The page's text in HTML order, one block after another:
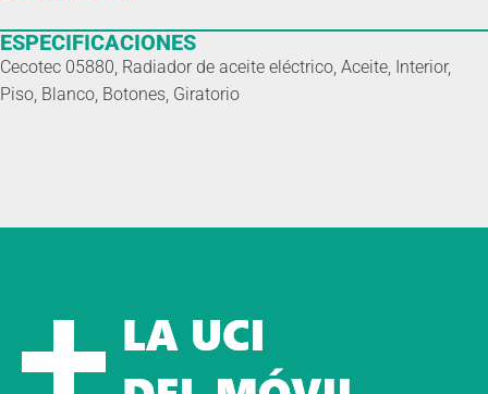
ESPECIFICACIONES
Cecotec 05880, Radiador de aceite eléctrico, Aceite, Interior,
Piso, Blanco, Botones, Giratorio